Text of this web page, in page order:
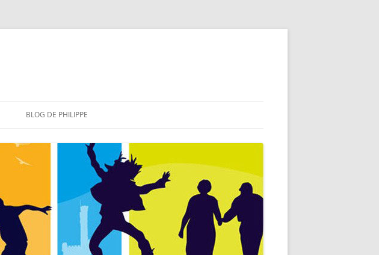
BLOG DE PHILIPPE